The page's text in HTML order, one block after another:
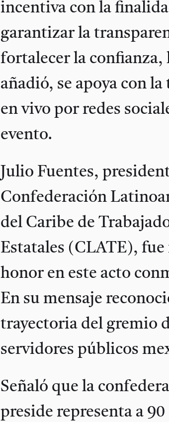
incentiva con la
garantizar la
fortalecer la confianza,
añadió, se apoya con
en vivo por redes
evento.
Julio Fuentes,
Confederación
del Caribe de
Estatales (CLATE),
honor en este acto
En su mensaje
trayectoria del gremio
servidores públicos
Señaló que la
preside representa a 90